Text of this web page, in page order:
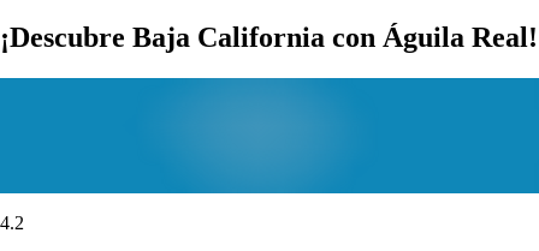
¡Descubre Baja California con Águila Real!
4.2